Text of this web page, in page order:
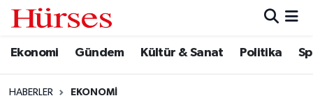
Ekonomi Gündem Kültür & Sanat Politika
HABERLER EKONOMI
Ekonomi
Gündem
Hava Durumu
Trafik Durumu